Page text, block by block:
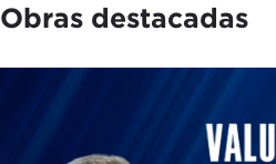
Obras destacadas